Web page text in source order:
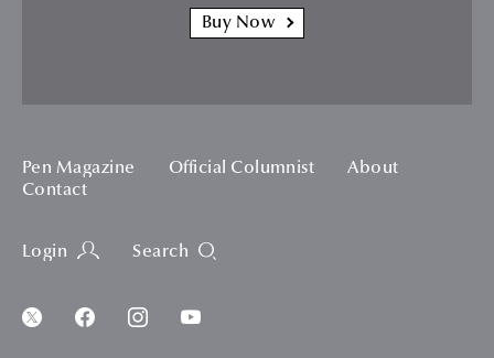
Buy Now
Pen Magazine Official Columnist
About
Contact
Login Search